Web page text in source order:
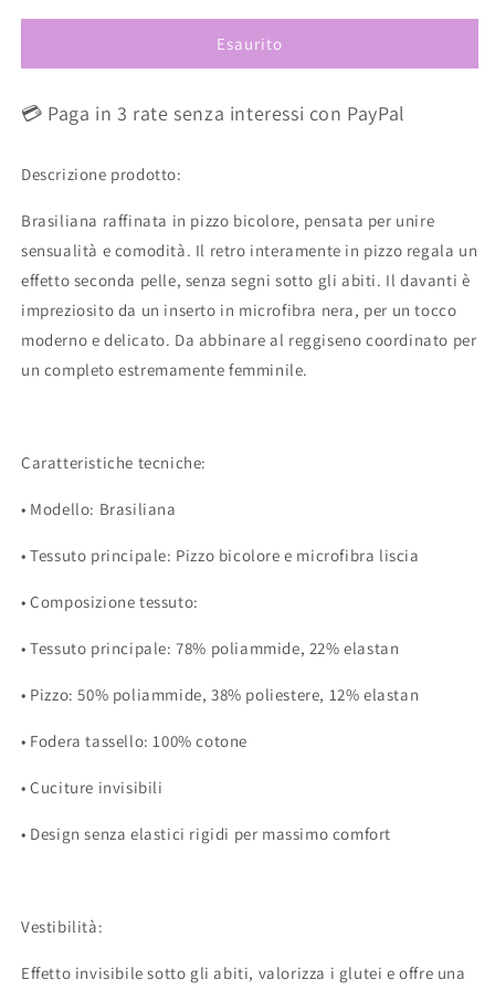
per
Pizzo
ULTIME
CONSEGNA
per
Brasiliana
Pizzo
ULTIME
CONSEGNA
Esaurito
💳 Paga in 3 rate senza interessi con PayPal
Descrizione prodotto:
Brasiliana raffinata in pizzo bicolore, pensata per unire
sensualità e comodità. Il retro interamente in pizzo regala un
effetto seconda pelle, senza segni sotto gli abiti. Il davanti è
impreziosito da un inserto in microfibra nera, per un tocco
moderno e delicato. Da abbinare al reggiseno coordinato per
un completo estremamente femminile.
Caratteristiche tecniche:
• Modello: Brasiliana
• Tessuto principale: Pizzo bicolore e microfibra liscia
• Composizione tessuto:
• Tessuto principale: 78% poliammide, 22% elastan
• Pizzo: 50% poliammide, 38% poliestere, 12% elastan
• Fodera tassello: 100% cotone
• Cuciture invisibili
• Design senza elastici rigidi per massimo comfort
Vestibilità:
Effetto invisibile sotto gli abiti, valorizza i glutei e offre una